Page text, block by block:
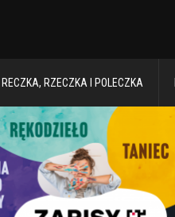
RECZKA, RZECZKA I POLECZKA